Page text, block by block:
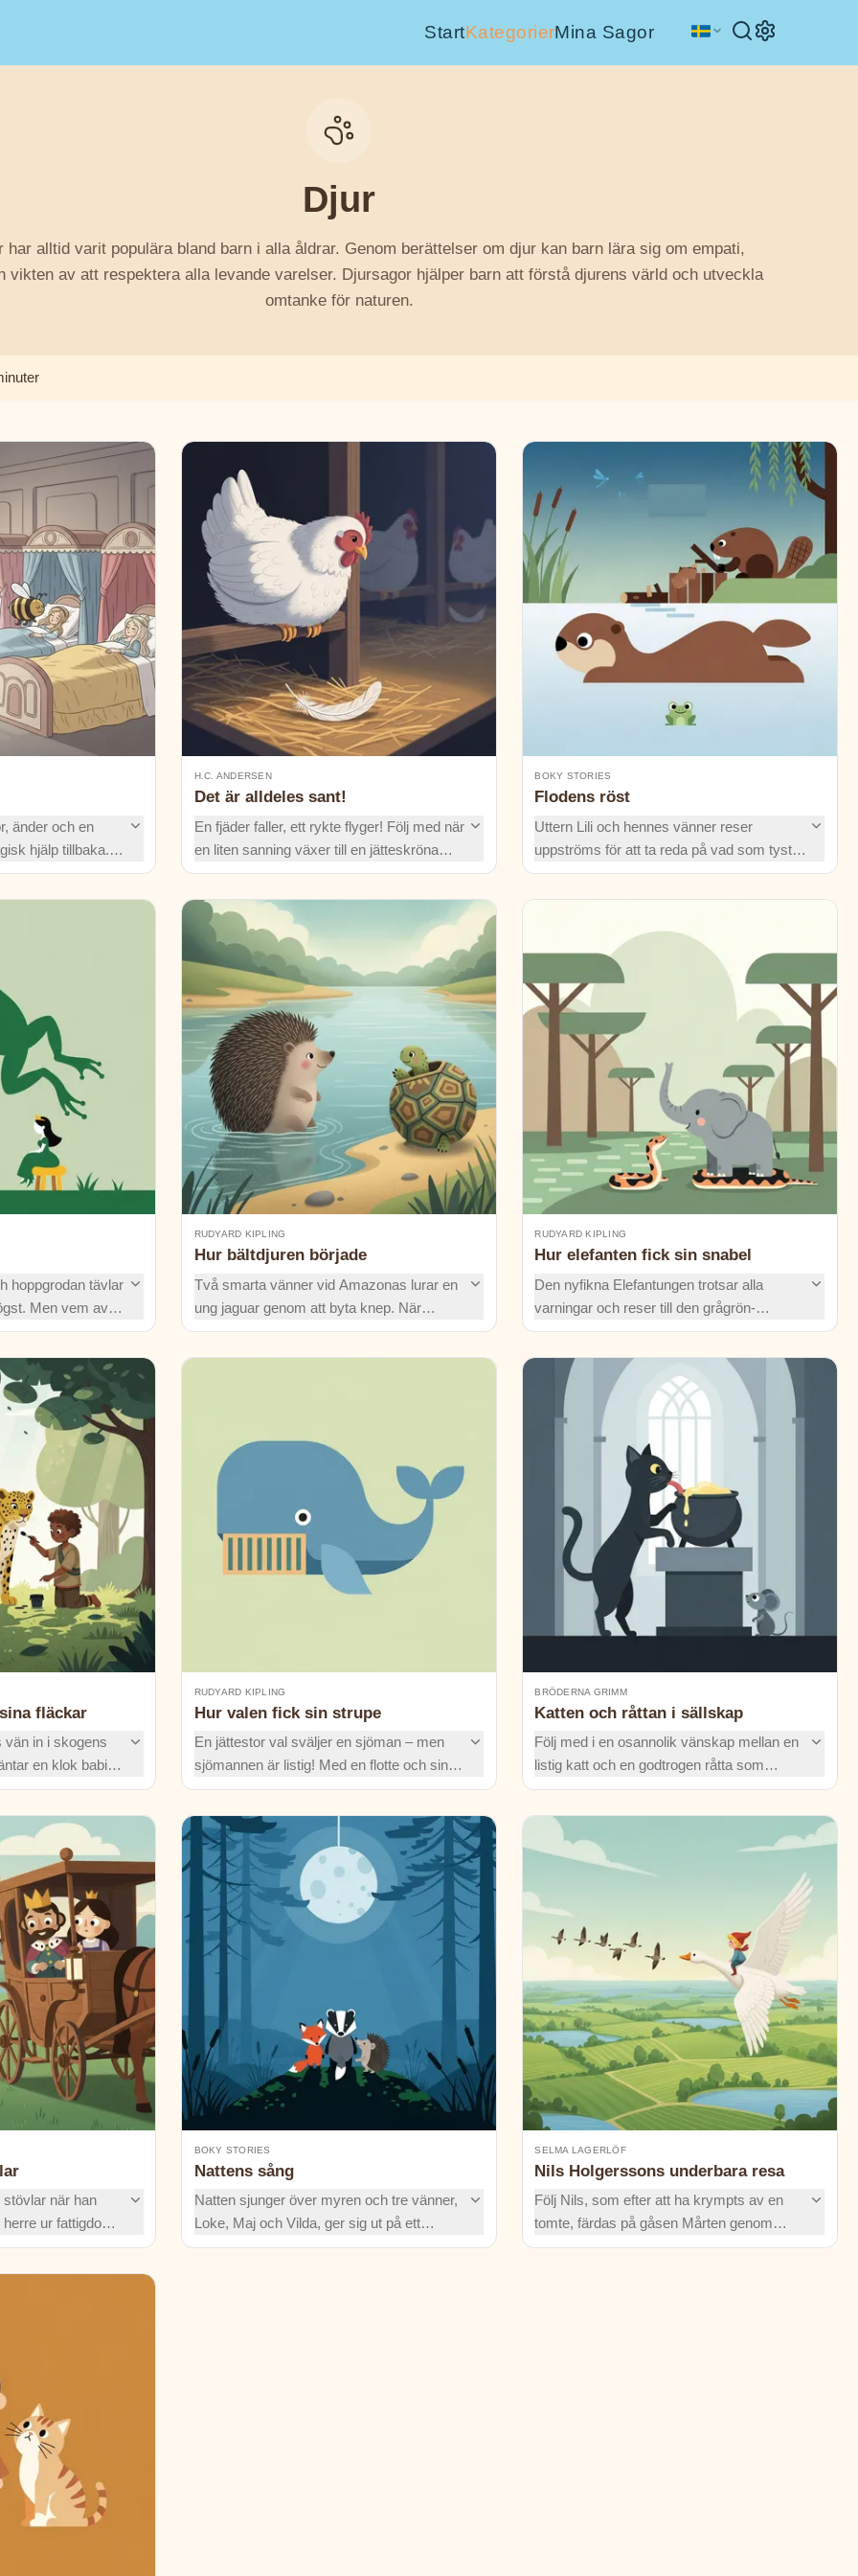
StartKategorierMina Sagor
Djur
har alltid varit populära bland barn i alla åldrar. Genom berättelser om djur kan barn lära sig om empati,
vikten av att respektera alla levande varelser. Djursagor hjälper barn att förstå djurens värld och utveckla
omtanke för naturen.
änder och en
hjälp tillbaka.
prov, väcka ett helt
bröder? En
H.C. ANDERSEN
Det är alldeles sant!
En fjäder faller, ett rykte flyger! Följ med när
en liten sanning växer till en jätteskröna
som hamnar i tidningen. Men vem vågar
egentligen ta reda på vad som faktiskt
hände i hönshuset?
BOKY STORIES
Flodens röst
Uttern Lili och hennes vänner reser
uppströms för att ta reda på vad som tystat
flodens sång. De möter en flitig bäverfamilj,
och tillsammans finner de en smart lösning
hoppgrodan tävlar
Men vem av
när loppan
retar
i prinsessans
RUDYARD KIPLING
Hur bältdjuren började
Två smarta vänner vid Amazonas lurar en
ung jaguar genom att byta knep. När
igelkott lär sig simma och sköldpadda lär
sig rulla uppstår något nytt: bältdjuret! En
RUDYARD KIPLING
Hur elefanten fick sin snabel
Den nyfikna Elefantungen trotsar alla
varningar och reser till den grågrön-
glänsande Limpopofloden för att fråga en
krokodil vad den äter till middag – en resa
som leder till världens första snabel!
fläckar
vän in i skogens
en klok babian,
– och
om hur
RUDYARD KIPLING
Hur valen fick sin strupe
En jättestor val sväljer en sjöman – men
sjömannen är listig! Med en flotte och sina
hängslen lär han valen en läxa och
förändrar hans svalg för alltid. Upptäck hur
valen fick sin finurliga strupe!
BRÖDERNA GRIMM
Katten och råttan i sällskap
Följ med i en osannolik vänskap mellan en
listig katt och en godtrogen råtta som
tillsammans ska lagra en kruka med fett
inför vintern. Men kan råttan verkligen lita
på kattens lömska planer?
när han
herre ur fattigdom
av Carabas!
av list, ett kungligt
BOKY STORIES
Nattens sång
Natten sjunger över myren och tre vänner,
Loke, Maj och Vilda, ger sig ut på ett
äventyr. Vad döljer sig bakom det mystiska
SELMA LAGERLÖF
Nils Holgerssons underbara resa
Följ Nils, som efter att ha krympts av en
tomte, färdas på gåsen Mårten genom
Sverige. På sin resa lurar han räven